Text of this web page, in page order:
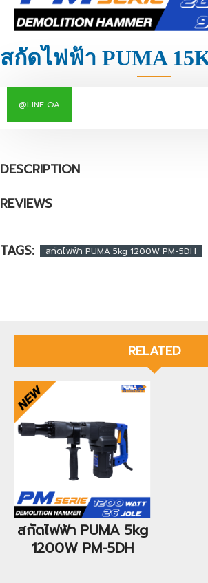
DESCRIPTION
REVIEWS
@LINE OA
TAGS: สกัดไฟฟ้า PUMA 5kg 1200W PM-5DH
RELATED
สกัดไฟฟ้า PUMA 5kg
1200W PM-5DH